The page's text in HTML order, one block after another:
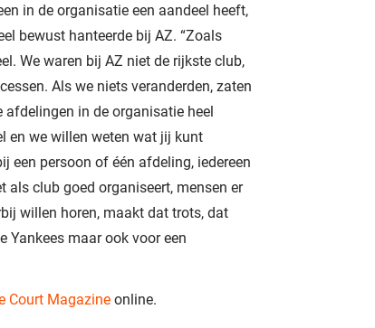
in de organisatie een aandeel heeft,
bewust hanteerde bij AZ. “Zoals
We waren bij AZ niet de rijkste club,
Als we niets veranderden, zaten
in de organisatie heel
en we willen weten wat jij kunt
een persoon of één afdeling, iedereen
als club goed organiseert, mensen er
willen horen, maakt dat trots, dat
Yankees maar ook voor een
Court Magazine online.